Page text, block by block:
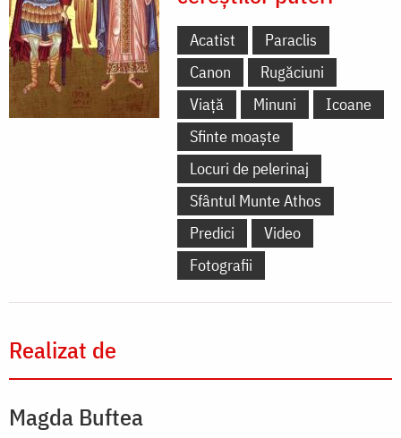
Acatist
Paraclis
Canon
Rugăciuni
Viață
Minuni
Icoane
Sfinte moaște
Locuri de pelerinaj
Sfântul Munte Athos
Predici
Video
Fotografii
Realizat de
Magda Buftea